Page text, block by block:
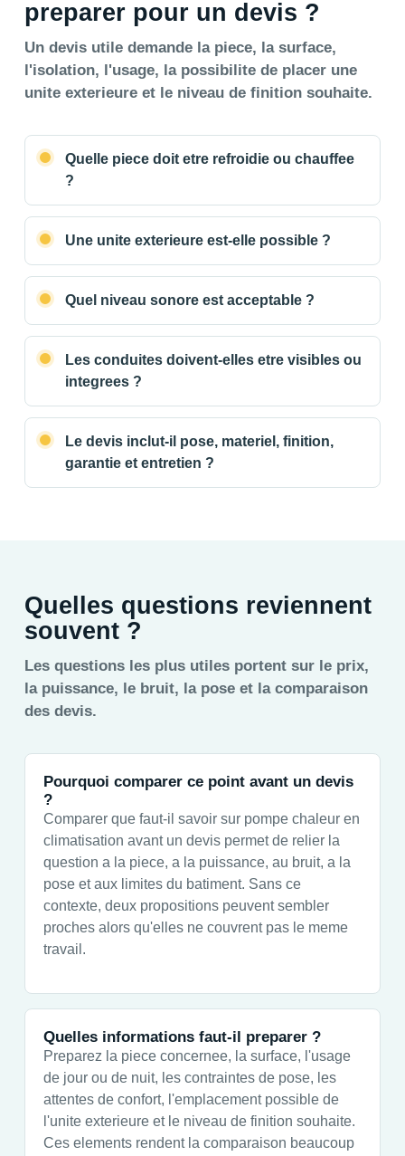
preparer pour un devis ?
Un devis utile demande la piece, la surface,
l'isolation, l'usage, la possibilite de placer une
unite exterieure et le niveau de finition souhaite.
Quelle piece doit etre refroidie ou chauffee
?
Une unite exterieure est-elle possible ?
Quel niveau sonore est acceptable ?
Les conduites doivent-elles etre visibles ou
integrees ?
Le devis inclut-il pose, materiel, finition,
garantie et entretien ?
Quelles questions reviennent
souvent ?
Les questions les plus utiles portent sur le prix,
la puissance, le bruit, la pose et la comparaison
des devis.
Pourquoi comparer ce point avant un devis
?
Comparer que faut-il savoir sur pompe chaleur en
climatisation avant un devis permet de relier la
question a la piece, a la puissance, au bruit, a la
pose et aux limites du batiment. Sans ce
contexte, deux propositions peuvent sembler
proches alors qu'elles ne couvrent pas le meme
travail.
Quelles informations faut-il preparer ?
Preparez la piece concernee, la surface, l'usage
de jour ou de nuit, les contraintes de pose, les
attentes de confort, l'emplacement possible de
l'unite exterieure et le niveau de finition souhaite.
Ces elements rendent la comparaison beaucoup